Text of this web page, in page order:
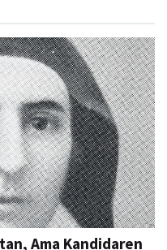
Ama Kandidaren